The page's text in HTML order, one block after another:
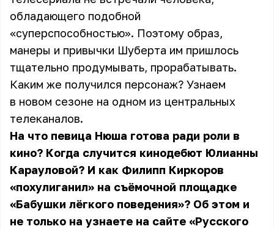
обладающего подобной
«суперспособностью». Поэтому образ,
манеры и привычки Шуберта им пришлось
тщательно продумывать, прорабатывать.
Каким же получился персонаж? Узнаем
в новом сезоне на одном из центральных
телеканалов.
На что певица Нюша готова ради роли в
кино? Когда случится кинодебют Юлианны
Карауловой? И как Филипп Киркоров
«похулиганил» на съёмочной площадке
«Бабушки лёгкого поведения»? Об этом и
не только на узнаете на сайте «Русского